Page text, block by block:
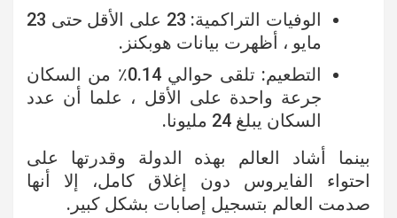
الوفيات التراكمية: 23 على الأقل حتى 23
مايو ، أظهرت بيانات هوبكنز.
التطعيم: تلقى حوالي 0.14٪ من السكان
جرعة واحدة على الأقل ، علما أن عدد
السكان يبلغ 24 مليونا.
بينما أشاد العالم بهذه الدولة وقدرتها على
احتواء الفايروس دون إغلاق كامل، إلا أنها
صدمت العالم بتسجيل إصابات بشكل كبير.